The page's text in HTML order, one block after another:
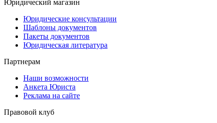
Юридический магазин
Юридические консультации
Шаблоны документов
Пакеты документов
Юридическая литература
Партнерам
Наши возможности
Анкета Юриста
Реклама на сайте
Правовой клуб